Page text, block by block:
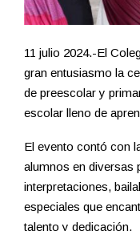
11 julio 2024.-El
gran entusiasmo la
de preescolar y
escolar lleno de
El evento contó con
alumnos en diversas
interpretaciones,
especiales que
talento y dedicación.